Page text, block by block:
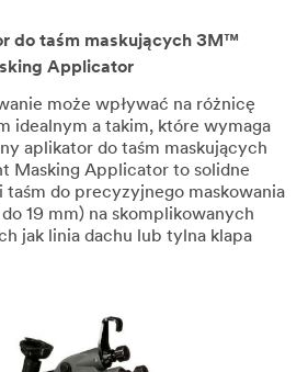
do taśm maskujących 3M™
Applicator
może wpływać na różnicę
idealnym a takim, które wymaga
aplikator do taśm maskujących
Masking Applicator to solidne
taśm do precyzyjnego maskowania
19 mm) na skomplikowanych
jak linia dachu lub tylna klapa